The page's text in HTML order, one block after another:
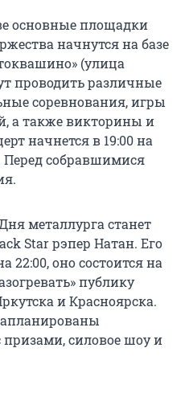
основные площадки
начнутся на базе
(улица
проводить различные
соревнования, игры
а также викторины и
начнется в 19:00 на
собравшимися
металлурга станет
Star рэпер Натан. Его
22:00, оно состоится на
публику
и Красноярска.
силовое шоу и